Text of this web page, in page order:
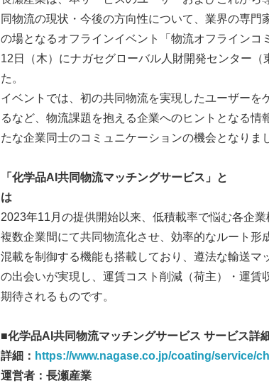
同物流の現状・今後の方向性について、業界の専
の場となるオフラインイベント「物流オフラインコ
12日（木）にナガセグローバル人財開発センター
た。
イベントでは、初の共同物流を実現したユーザー
るなど、物流課題を抱える企業へのヒントとなる
たな企業同士のコミュニケーションの機会となりま
「化学品AI 共同物流マッチングサービス」と
2023年11月の提供開始以来、低積載率で悩む各企
複数企業間にて共同物流化させ、効率的なルート
混載を制御する機能も搭載しており、遵法な輸送
の出会いが実現し、運賃コスト削減（荷主）・運
期待されるものです。
■化学品AI 共同物流マッチングサービス サービス詳
詳細： https://www.nagase.co.jp/coating/service/
運営者：長瀬産業